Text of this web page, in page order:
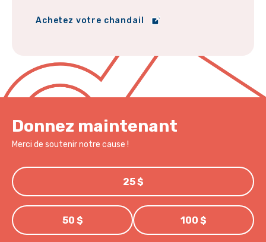
Achetez votre chandail
Donnez maintenant
Merci de soutenir notre cause !
25 $
50 $ 100 $